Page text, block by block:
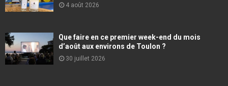
4 août 2026
Que faire en ce premier week-end du mois
d’août aux environs de Toulon ?
30 juillet 2026